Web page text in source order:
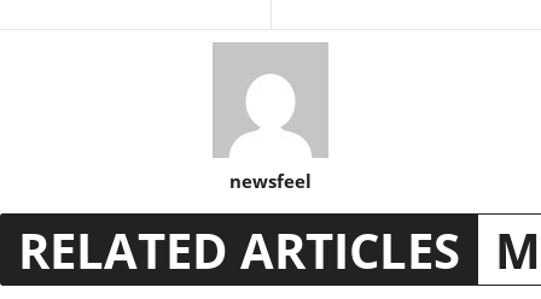
newsfeel
RELATED ARTICLES